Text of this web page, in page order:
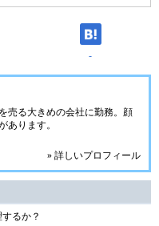
-
売る大きめの会社に勤務。顔
あります。
» 詳しいプロフィール
るか？